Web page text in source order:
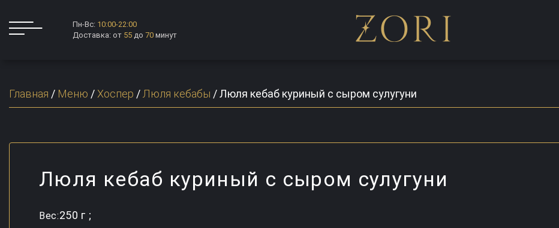
Пн-Вс: 10:00-22:00
Доставка: от 55 до 70 минут
Главная / Меню / Хоспер / Люля кебабы /Люля кебаб куриный с сыром сулугуни
Люля кебаб куриный с сыром сулугуни
Вес:250 г ;